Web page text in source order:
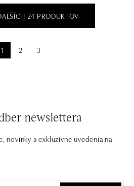
24 PRODUKTOV
1 2 3
newslettera
novinky a exkluzívne uvedenia na